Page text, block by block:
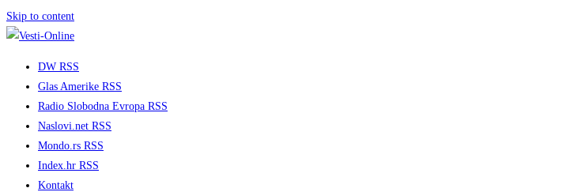
Skip to content
DW RSS
Glas Amerike RSS
Radio Slobodna Evropa RSS
Naslovi.net RSS
Mondo.rs RSS
Index.hr RSS
Kontakt